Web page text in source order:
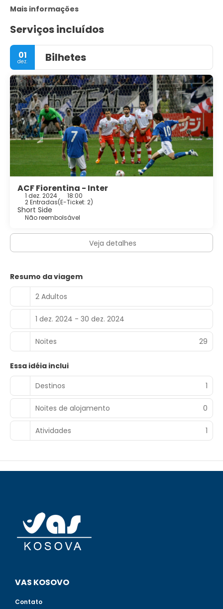
Mais informações
Serviços incluídos
01
dez. Bilhetes
ACF Fiorentina - Inter
1 dez. 2024 18:00
2 Entradas(E-Ticket: 2)
Short Side
Não reembolsável
Veja detalhes
Resumo da viagem
2 Adultos
1 dez. 2024 - 30 dez. 2024
Noites 29
Essa idéia inclui
Destinos
1
Noites de alojamento 0
Atividades 1
VAS KOSOVO
Contato